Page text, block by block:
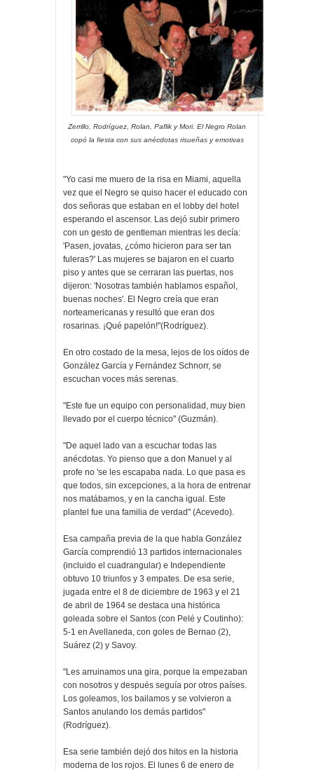
Zerrillo, Rodríguez, Rolan, Paflik y Mori. El Negro Rolan
copó la fiesta con sus anécdotas risueñas y emotivas
"Yo casi me muero de la risa en Miami, aquella
vez que el Negro se quiso hacer el educado con
dos señoras que estaban en el lobby del hotel
esperando el ascensor. Las dejó subir primero
con un gesto de gentleman mientras les decía:
'Pasen, jovatas, ¿cómo hicieron para ser tan
fuleras?' Las mujeres se bajaron en el cuarto
piso y antes que se cerraran las puertas, nos
dijeron: 'Nosotras también hablamos español,
buenas noches'. El Negro creía que eran
norteamericanas y resultó que eran dos
rosarinas. ¡Qué papelón!"(Rodríguez).
En otro costado de la mesa, lejos de los oídos de
González García y Fernández Schnorr, se
escuchan voces más serenas.
"Este fue un equipo con personalidad, muy bien
llevado por el cuerpo técnico" (Guzmán).
"De aquel lado van a escuchar todas las
anécdotas. Yo pienso que a don Manuel y al
profe no 'se les escapaba nada. Lo que pasa es
que todos, sin excepciones, a la hora de entrenar
nos matábamos, y en la cancha igual. Este
plantel fue una familia de verdad" (Acevedo).
Esa campaña previa de la que habla González
García comprendió 13 partidos internacionales
(incluido el cuadrangular) e Independiente
obtuvo 10 triunfos y 3 empates. De esa serie,
jugada entre el 8 de diciembre de 1963 y el 21
de abril de 1964 se destaca una histórica
goleada sobre el Santos (con Pelé y Coutinho):
5-1 en Avellaneda, con goles de Bernao (2),
Suárez (2) y Savoy.
"Les arruinamos una gira, porque la empezaban
con nosotros y después seguía por otros países.
Los goleamos, los bailamos y se volvieron a
Santos anulando los demás partidos"
(Rodríguez).
Esa serie también dejó dos hitos en la historia
moderna de los rojos. El lunes 6 de enero de